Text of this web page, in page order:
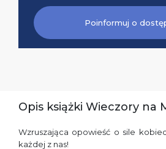
Poinformuj o
Opis książki Wieczory na
Wzruszająca opowieść o sile
każdej z nas!